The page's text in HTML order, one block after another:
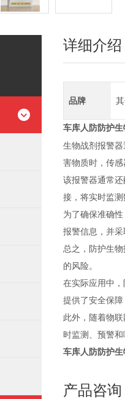
详细介绍
品牌
车库人防防护生
生物战剂报警
害物质时，传
该报警器通常
接，将实时监
为了确保准确
报警信息，并
总之，防护生
的风险。
在实际应用中
提供了安全保
此外，随着物
时监测、预警
车库人防防护生
产品咨询